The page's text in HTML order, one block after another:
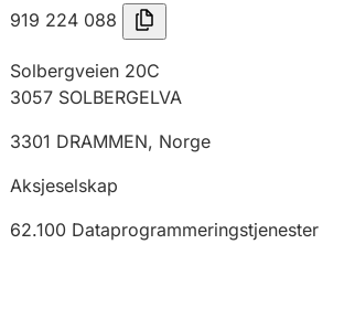
919 224 088
Solbergveien 20C
3057 SOLBERGELVA
3301 DRAMMEN, Norge
Aksjeselskap
62.100 Dataprogrammeringstjenester